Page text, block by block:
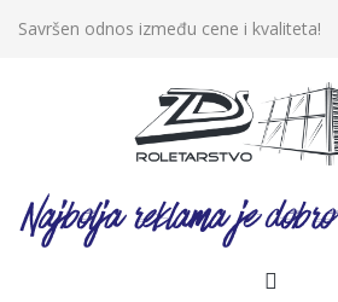
Savršen odnos između cene i kvaliteta!